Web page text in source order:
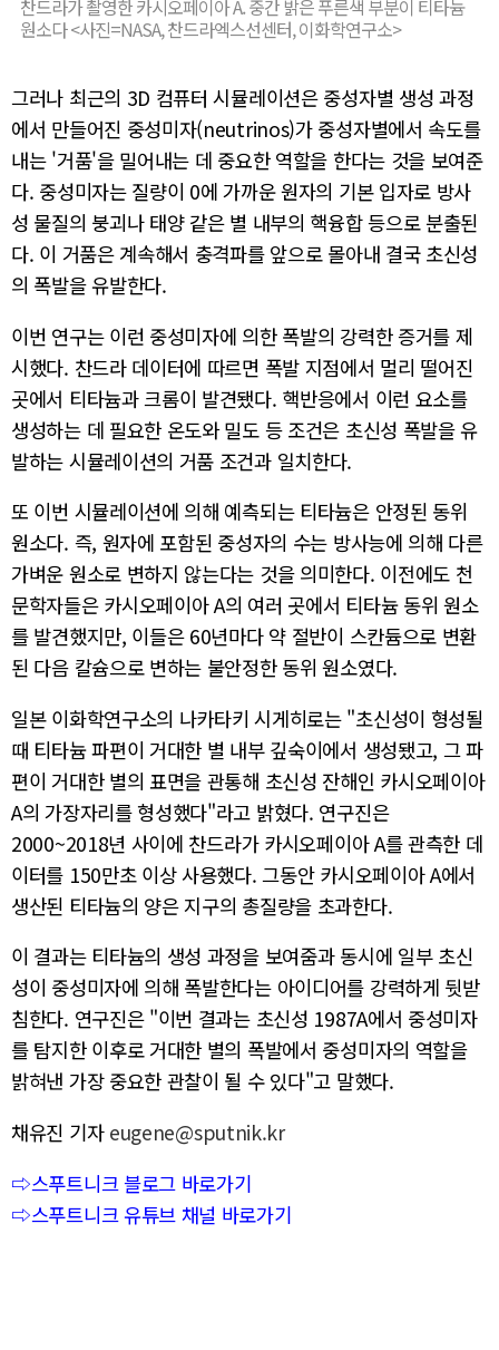
찬드라가 촬영한 카시오페이아 A. 중간 밝은 푸른색 부분이 티타늄
원소다 <사진=NASA, 찬드라엑스선센터, 이화학연구소>
그러나 최근의 3D 컴퓨터 시뮬레이션은 중성자별 생성 과정
에서 만들어진 중성미자(neutrinos)가 중성자별에서 속도를
내는 '거품'을 밀어내는 데 중요한 역할을 한다는 것을 보여준
다. 중성미자는 질량이 0에 가까운 원자의 기본 입자로 방사
성 물질의 붕괴나 태양 같은 별 내부의 핵융합 등으로 분출된
다. 이 거품은 계속해서 충격파를 앞으로 몰아내 결국 초신성
의 폭발을 유발한다.
이번 연구는 이런 중성미자에 의한 폭발의 강력한 증거를 제
시했다. 찬드라 데이터에 따르면 폭발 지점에서 멀리 떨어진
곳에서 티타늄과 크롬이 발견됐다. 핵반응에서 이런 요소를
생성하는 데 필요한 온도와 밀도 등 조건은 초신성 폭발을 유
발하는 시뮬레이션의 거품 조건과 일치한다.
또 이번 시뮬레이션에 의해 예측되는 티타늄은 안정된 동위
원소다. 즉, 원자에 포함된 중성자의 수는 방사능에 의해 다른
가벼운 원소로 변하지 않는다는 것을 의미한다. 이전에도 천
문학자들은 카시오페이아 A의 여러 곳에서 티타늄 동위 원소
를 발견했지만, 이들은 60년마다 약 절반이 스칸듐으로 변환
된 다음 칼슘으로 변하는 불안정한 동위 원소였다.
일본 이화학연구소의 나카타키 시게히로는 "초신성이 형성될
때 티타늄 파편이 거대한 별 내부 깊숙이에서 생성됐고, 그 파
편이 거대한 별의 표면을 관통해 초신성 잔해인 카시오페이아
A의 가장자리를 형성했다"라고 밝혔다. 연구진은
2000~2018년 사이에 찬드라가 카시오페이아 A를 관측한 데
이터를 150만초 이상 사용했다. 그동안 카시오페이아 A에서
생산된 티타늄의 양은 지구의 총질량을 초과한다.
이 결과는 티타늄의 생성 과정을 보여줌과 동시에 일부 초신
성이 중성미자에 의해 폭발한다는 아이디어를 강력하게 뒷받
침한다. 연구진은 "이번 결과는 초신성 1987A에서 중성미자
를 탐지한 이후로 거대한 별의 폭발에서 중성미자의 역할을
밝혀낸 가장 중요한 관찰이 될 수 있다"고 말했다.
채유진 기자 eugene@sputnik.kr
⇨스푸트니크 블로그 바로가기
⇨스푸트니크 유튜브 채널 바로가기